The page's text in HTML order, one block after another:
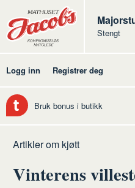
Butikker
Jacobs
Stengt
Logg inn Registrer deg
Bruk bonus i butikk
Hjem
Kjøtt
Artikler om kjøtt
Vinterens